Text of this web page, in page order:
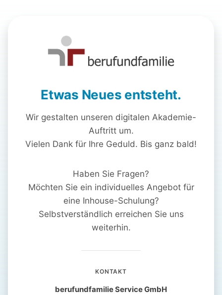
Etwas Neues entsteht.
Wir gestalten unseren digitalen Akademie-
Auftritt um.
Vielen Dank für Ihre Geduld. Bis ganz bald!
Haben Sie Fragen?
Möchten Sie ein individuelles Angebot für
eine Inhouse-Schulung?
Selbstverständlich erreichen Sie uns
weiterhin.
KONTAKT
berufundfamilie Service GmbH